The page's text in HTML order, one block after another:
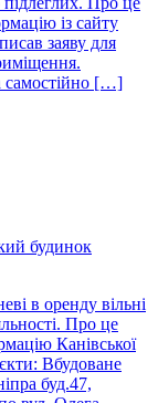
із сайту
заяву для
самостійно […]
будинок
в оренду вільні
Про це
Канівської
Вбудоване
буд.47,